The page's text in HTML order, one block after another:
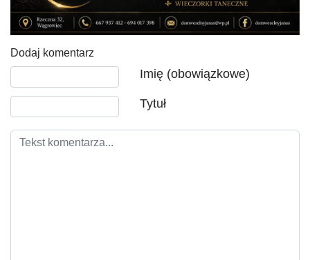
Dodaj komentarz
Imię (obowiązkowe)
Tytuł